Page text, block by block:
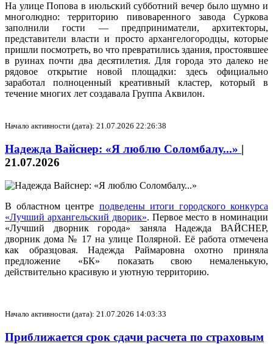
На улице Попова в июльский субботний вечер было шумно и
многолюдно: территорию пивоваренного завода Суркова
заполнили гости — предприниматели, архитекторы,
представители власти и просто архангелогородцы, которые
пришли посмотреть, во что превратились здания, простоявшее
в руинах почти два десятилетия. Для города это далеко не
рядовое открытие новой площадки: здесь официально
заработал полноценный креативный кластер, который в
течение многих лет создавала Группа Аквилон.
Начало активности (дата): 21.07.2026 22:26:38
Надежда Вайснер: «Я люблю Соломбалу...» |
21.07.2026
В областном центре подведены итоги городского конкурса
«Лучший архангельский дворик». Первое место в номинации
«Лучший дворник города» заняла Надежда ВАЙСНЕР,
дворник дома № 17 на улице Полярной. Её работа отмечена
как образцовая. Надежда Раймаровна охотно приняла
предложение «БК» показать свою немаленькую,
действительно красивую и уютную территорию.
Начало активности (дата): 21.07.2026 14:03:33
Приближается срок сдачи расчета по страховым